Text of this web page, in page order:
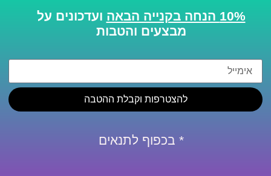
10% הנחה בקנייה הבאה
ועדכונים על
מבצעים והטבות
להצטרפות וקבלת ההטבה
* בכפוף לתנאים